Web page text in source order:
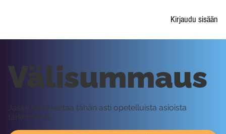
Kirjaudu sisään
Välisummaus
Jasse Kesti kertaa tähän asti opetelluista asioista
tärkeimmät.